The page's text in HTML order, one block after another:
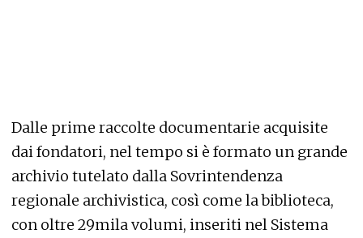
Dalle prime raccolte documentarie acquisite
dai fondatori, nel tempo si è formato un grande
archivio tutelato dalla Sovrintendenza
regionale archivistica, così come la biblioteca,
con oltre 29mila volumi, inseriti nel Sistema